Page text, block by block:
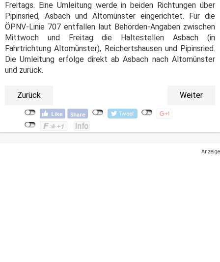
Freitags. Eine Umleitung werde in beiden Richtungen über
Pipinsried, Asbach und Altomünster eingerichtet. Für die
ÖPNV-Linie 707 entfallen laut Behörden-Angaben zwischen
Mittwoch und Freitag die Haltestellen Asbach (in
Fahrtrichtung Altomünster), Reichertshausen und Pipinsried.
Die Umleitung erfolge direkt ab Asbach nach Altomünster
und zurück.
Zurück Weiter
Anzeige